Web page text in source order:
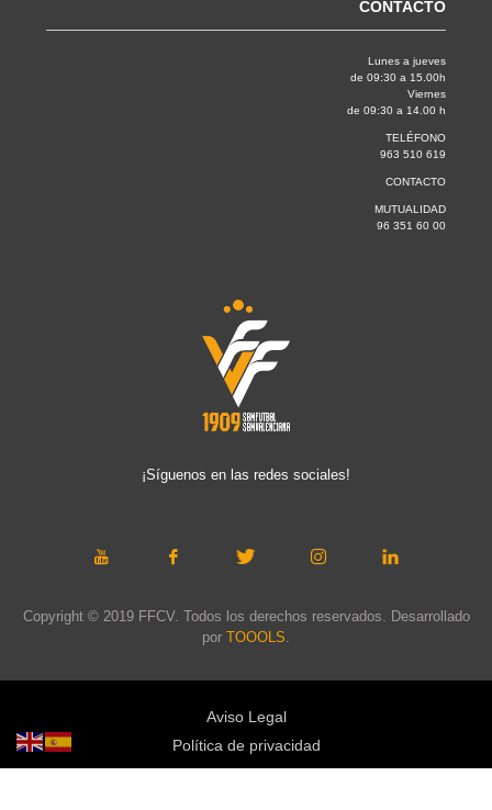
CONTACTO
Lunes a jueves
de 09:30 a 15.00h
Viernes
de 09:30 a 14.00 h
TELÉFONO
963 510 619
CONTACTO
MUTUALIDAD
96 351 60 00
¡Síguenos en las redes sociales!
Copyright © 2019 FFCV. Todos los derechos reservados. Desarrollado
por TOOOLS.
Aviso Legal
Política de privacidad
Política de cookies